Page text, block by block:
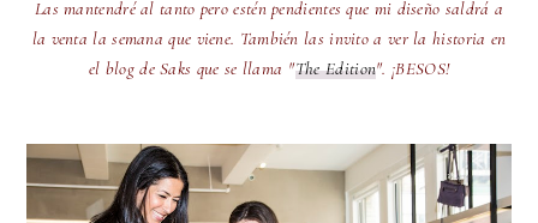
Las mantendré al tanto pero estén pendientes que mi diseño saldrá a
la venta la semana que viene. También las invito a ver la historia en
el blog de Saks que se llama "The Edition". ¡BESOS!